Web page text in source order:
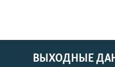
ВЫХОДНЫЕ